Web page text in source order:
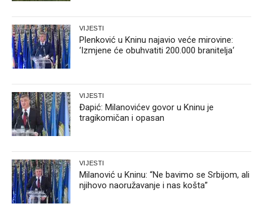
VIJESTI
Plenković u Kninu najavio veće mirovine:
‘Izmjene će obuhvatiti 200.000 branitelja‘
VIJESTI
Đapić: Milanovićev govor u Kninu je
tragikomičan i opasan
VIJESTI
Milanović u Kninu: “Ne bavimo se Srbijom, ali
njihovo naoružavanje i nas košta”